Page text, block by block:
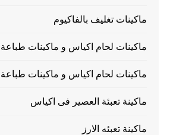
ماكينات تغليف بالفاكيوم
ماكينات لحام اكياس و ماكينات طباعة
ماكينات لحام اكياس و ماكينات طباعة
ماكينة تعبئة العصير فى اكياس
ماكينة تعبئه الارز